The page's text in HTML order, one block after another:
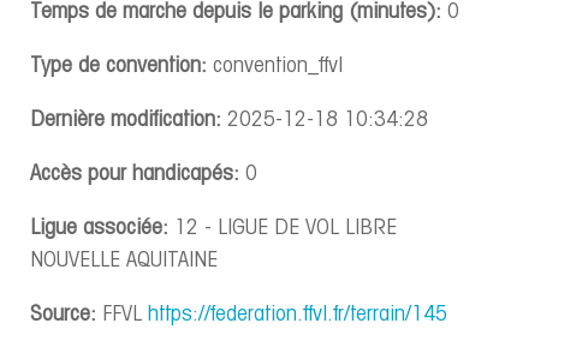
Temps de marche depuis le parking (minutes): 0
Type de convention: convention_ffvl
Dernière modification: 2025-12-18 10:34:28
Accès pour handicapés: 0
Ligue associée: 12 - LIGUE DE VOL LIBRE
NOUVELLE AQUITAINE
Source: FFVL https://federation.ffvl.fr/terrain/145